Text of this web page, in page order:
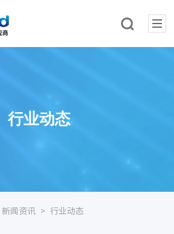
行业动态
新闻资讯 > 行业动态